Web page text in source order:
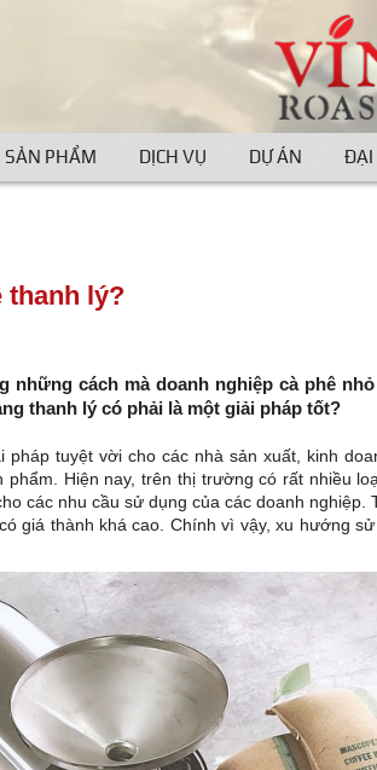
SẢN PHẨM DỊCH VỤ DỰ ÁN ĐẠI
thanh lý?
những cách mà doanh nghiệp cà phê
thanh lý có phải là một giải pháp tốt?
tuyệt vời cho các nhà sản xuất, kinh
Hiện nay, trên thị trường có rất nhiều
các nhu cầu sử dụng của các doanh nghiệp.
giá thành khá cao. Chính vì vậy, xu hướng